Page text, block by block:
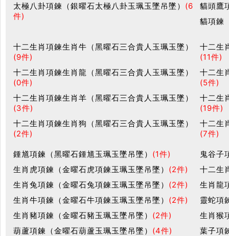
太極八卦項鍊（銀曜石太極八卦玉珮玉墜吊墜） (6
件)
貓頭鷹
貓項鍊
十二生肖項鍊生肖牛（黑曜石三合貴人玉珮玉墜）
(9件)
十二生
(11件)
十二生肖項鍊生肖龍（黑曜石三合貴人玉珮玉墜）
(0件)
十二生
(5件)
十二生肖項鍊生肖羊（黑曜石三合貴人玉珮玉墜）
(3件)
十二生
(19件)
十二生肖項鍊生肖狗（黑曜石三合貴人玉珮玉墜）
(2件)
十二生
(7件)
鍾馗項鍊（黑曜石鍾馗玉珮玉墜吊墜） (1件)
鬼谷子
生肖虎項鍊（金曜石虎項鍊玉珮玉墜吊墜） (2件)
十二生
生肖兔項鍊（金曜石兔項鍊玉珮玉墜吊墜） (2件)
生肖龍
生肖牛項鍊（金曜石牛項鍊玉珮玉墜吊墜） (2件)
靈蛇項
生肖豬項鍊（金曜石豬玉珮玉墜吊墜） (2件)
生肖猴
葫蘆項鍊（金曜石葫蘆玉珮玉墜吊墜） (4件)
葉子項